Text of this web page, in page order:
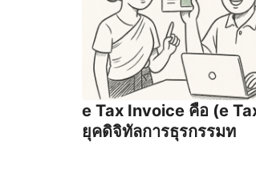
e Tax Invoice คือ (e
ยุคดิจิทัลการธุรกรรมท